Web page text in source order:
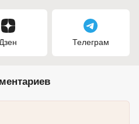
Дзен Телеграм